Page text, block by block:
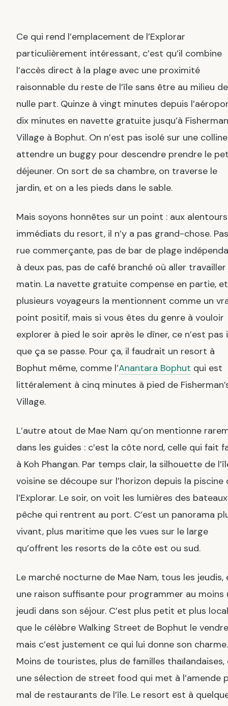
Ce qui rend l’emplacement de l’Explorar
particulièrement intéressant, c’est qu’il combine
l’accès direct à la plage avec une proximité
raisonnable du reste de l’île sans être au milieu de
nulle part. Quinze à vingt minutes depuis
dix minutes en navette gratuite jusqu’à
Village à Bophut. On n’est pas isolé sur une
attendre un buggy pour descendre prendre le
déjeuner. On sort de sa chambre, on traverse le
jardin, et on a les pieds dans le sable.
Mais soyons honnêtes sur un point : aux alentours
immédiats du resort, il n’y a pas grand-chose.
rue commerçante, pas de bar de plage
à deux pas, pas de café branché où aller travailler
matin. La navette gratuite compense en partie, et
plusieurs voyageurs la mentionnent comme un
point positif, mais si vous êtes du genre à vouloir
explorer à pied le soir après le dîner, ce n’est pas
que ça se passe. Pour ça, il faudrait un resort à
Bophut même, comme l’Anantara Bophut qui est
littéralement à cinq minutes à pied de
Village.
L’autre atout de Mae Nam qu’on mentionne
dans les guides : c’est la côte nord, celle qui fait
à Koh Phangan. Par temps clair, la silhouette de
voisine se découpe sur l’horizon depuis la piscine
l’Explorar. Le soir, on voit les lumières des
pêche qui rentrent au port. C’est un panorama
vivant, plus maritime que les vues sur le large
qu’offrent les resorts de la côte est ou sud.
Le marché nocturne de Mae Nam, tous les jeudis,
une raison suffisante pour programmer au moins
jeudi dans son séjour. C’est plus petit et plus local
que le célèbre Walking Street de Bophut le
mais c’est justement ce qui lui donne son charme.
Moins de touristes, plus de familles thaïlandaises,
une sélection de street food qui met à l’amende
mal de restaurants de l’île. Le resort est à